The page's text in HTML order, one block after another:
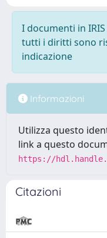
I documenti in
tutti i diritti sono
indicazione
Informazioni
Utilizza questo
link a questo
https://
Citazioni